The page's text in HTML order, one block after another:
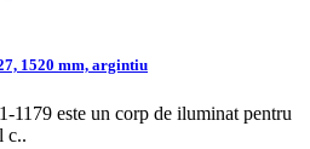
1520 mm, argintiu
1179 este un corp de iluminat pentru
c..